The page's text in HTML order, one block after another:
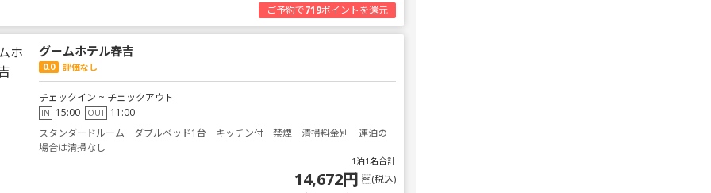
ご予約で719ポイントを還元
グームホテル春吉
0.0 評価なし
チェックイン ~ チェックアウト
IN 15:00 OUT 11:00
スタンダードルーム ダブルベッド1台 キッチン付 禁煙 清掃料金別 連泊の
場合は清掃なし
1泊1名合計
14,672円 (税込)